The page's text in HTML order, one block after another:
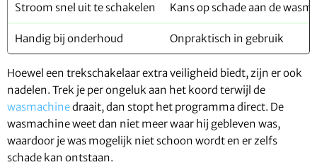
Stroom snel uit te schakelen Kans op schade aan de
Handig bij onderhoud Onpraktisch in gebruik
Hoewel een trekschakelaar extra veiligheid biedt, zijn er ook
nadelen. Trek je per ongeluk aan het koord terwijl de
wasmachinedraait, dan stopt het programma direct. De
wasmachine weet dan niet meer waar hij gebleven was,
waardoor je was mogelijk niet schoon wordt en er zelfs
schade kan ontstaan.